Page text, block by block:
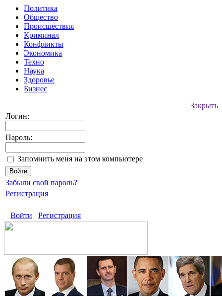
Политика
Общество
Происшествия
Криминал
Конфликты
Экономика
Техно
Наука
Здоровье
Бизнес
Закрыть
Логин:
Пароль:
Запомнить меня на этом компьютере
Забыли свой пароль?
Регистрация
Войти Регистрация